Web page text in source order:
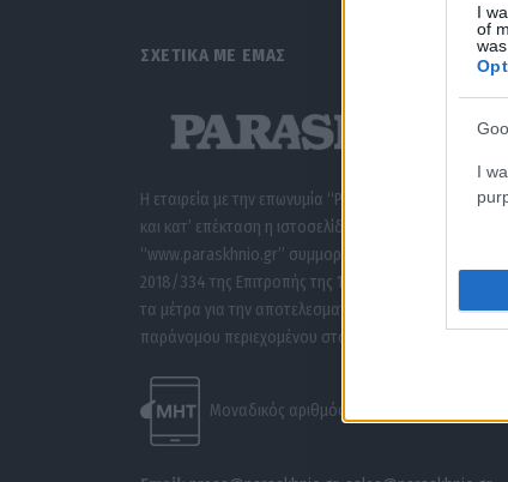
I
of
I
ΣΧΕΤΙΚΑ ΜΕ ΕΜΑΣ
Η εταιρεία με την επωνυμία “POLITICAL MEDIA GROUP
και κατ’ επέκταση η ιστοσελίδα που κατέχει αυτή
“www.paraskhnio.gr” συμμορφώνονται με τη Σύσταση
2018/334 της Επιτροπής της 1ης Μαρτίου 2018 σχετικά
τα μέτρα για την αποτελεσματική αντιμετώπιση του
παράνομου περιεχομένου στο διαδίκτυο (L 63).
Μοναδικός αριθμός Μ.Η.Τ. 262047